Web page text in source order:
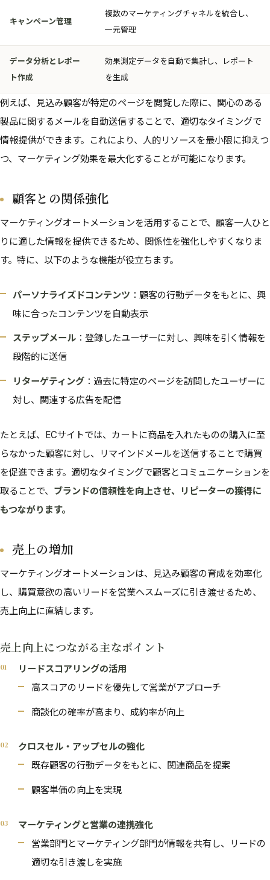
キャンペーン管理
複数のマーケティングチャネルを統合し、
一元管理
データ分析とレポー
ト作成
効果測定データを自動で集計し、レポート
を生成
例えば、見込み顧客が特定のページを閲覧した際に、関心のある
製品に関するメールを自動送信することで、適切なタイミングで
情報提供ができます。これにより、人的リソースを最小限に抑えつ
つ、マーケティング効果を最大化することが可能になります。
顧客との関係強化
マーケティングオートメーションを活用することで、顧客一人ひと
りに適した情報を提供できるため、関係性を強化しやすくなりま
す。特に、以下のような機能が役立ちます。
パーソナライズドコンテンツ ：顧客の行動データをもとに、興
味に合ったコンテンツを自動表示
ステップメール ：登録したユーザーに対し、興味を引く情報を
段階的に送信
リターゲティング ：過去に特定のページを訪問したユーザーに
対し、関連する広告を配信
たとえば、ECサイトでは、カートに商品を入れたものの購入に至
らなかった顧客に対し、リマインドメールを送信することで購買
を促進できます。適切なタイミングで顧客とコミュニケーションを
取ることで、 ブランドの信頼性を向上させ、リピーターの獲得に
もつながります。
売上の増加
マーケティングオートメーションは、見込み顧客の育成を効率化
し、購買意欲の高いリードを営業へスムーズに引き渡せるため、
売上向上に直結します。
売上向上につながる主なポイント
リードスコアリングの活用
高スコアのリードを優先して営業がアプローチ
商談化の確率が高まり、成約率が向上
クロスセル・アップセルの強化
既存顧客の行動データをもとに、関連商品を提案
顧客単価の向上を実現
マーケティングと営業の連携強化
営業部門とマーケティング部門が情報を共有し、リードの
適切な引き渡しを実施